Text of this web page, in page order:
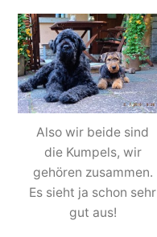
Also wir beide sind
die Kumpels, wir
gehören zusammen.
Es sieht ja schon sehr
gut aus!